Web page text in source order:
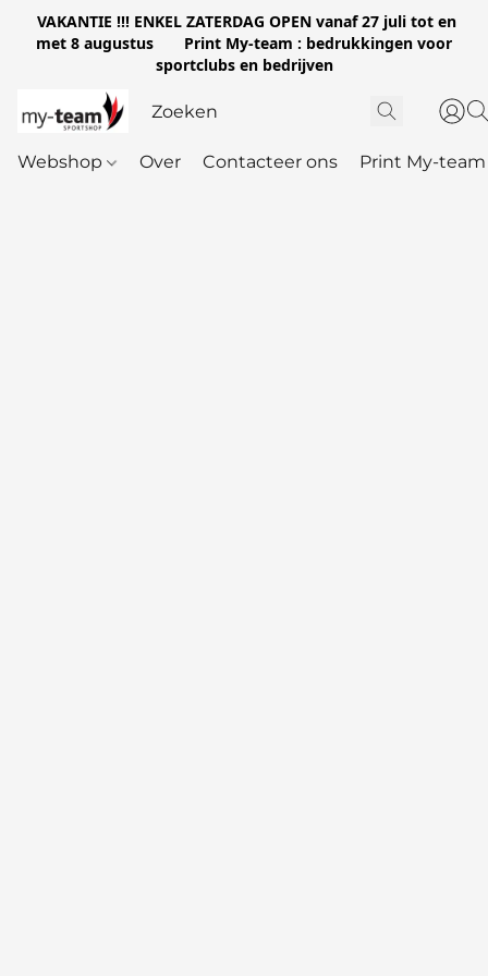
VAKANTIE !!! ENKEL ZATERDAG OPEN vanaf 27 juli tot en
met 8 augustus Print My-team : bedrukkingen voor
sportclubs en bedrijven
Webshop Over Contacteer ons Print My-team